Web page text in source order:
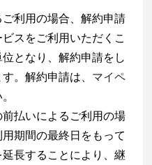
利用の場合、解約申請
スをご利用いただくこ
となり、解約申請をし
。解約申請は、 マイペ
払いによるご利用の場
期間の最終日をもって
長することにより、継